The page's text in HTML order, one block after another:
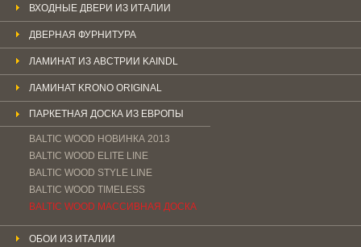
ВХОДНЫЕ ДВЕРИ ИЗ ИТАЛИИ
ДВЕРНАЯ ФУРНИТУРА
ЛАМИНАТ ИЗ АВСТРИИ KAINDL
ЛАМИНАТ KRONO ORIGINAL
ПАРКЕТНАЯ ДОСКА ИЗ ЕВРОПЫ
BALTIC WOOD НОВИНКА 2013
BALTIC WOOD ELITE LINE
BALTIC WOOD STYLE LINE
BALTIC WOOD TIMELESS
BALTIC WOOD МАССИВНАЯ ДОСКА
ОБОИ ИЗ ИТАЛИИ